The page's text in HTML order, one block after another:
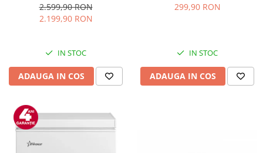
Inverter, Clasa E, Display,
Functie super racire, Blocare
2.599,90 RON
2.199,90 RON
IN STOC
ADAUGA IN COS
mecanic, 6 Trepte de putere,
299,90 RON
IN STOC
ADAUGA IN COS